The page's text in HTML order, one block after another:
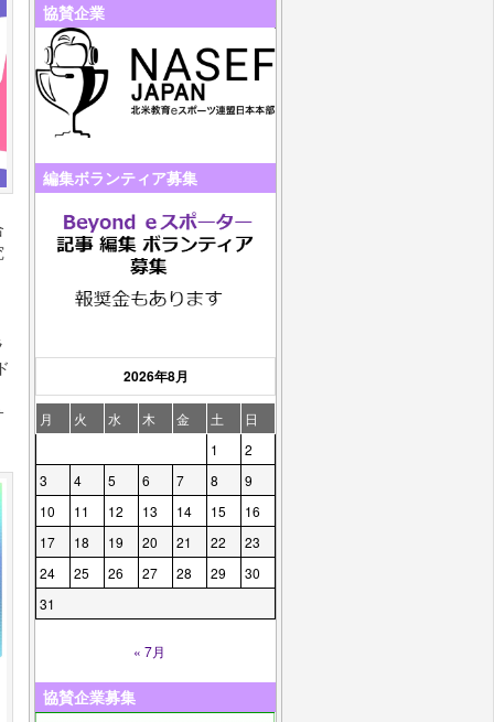
協賛企業
編集ボランティア募集
2026年8月
月 火 水 木 金 土
日
1
2
3
4 5 6 7 8
9
10
11 12 13 14 15
16
17
18 19 20 21 22
23
24
25 26 27 28 29
30
31
« 7月
協賛企業募集